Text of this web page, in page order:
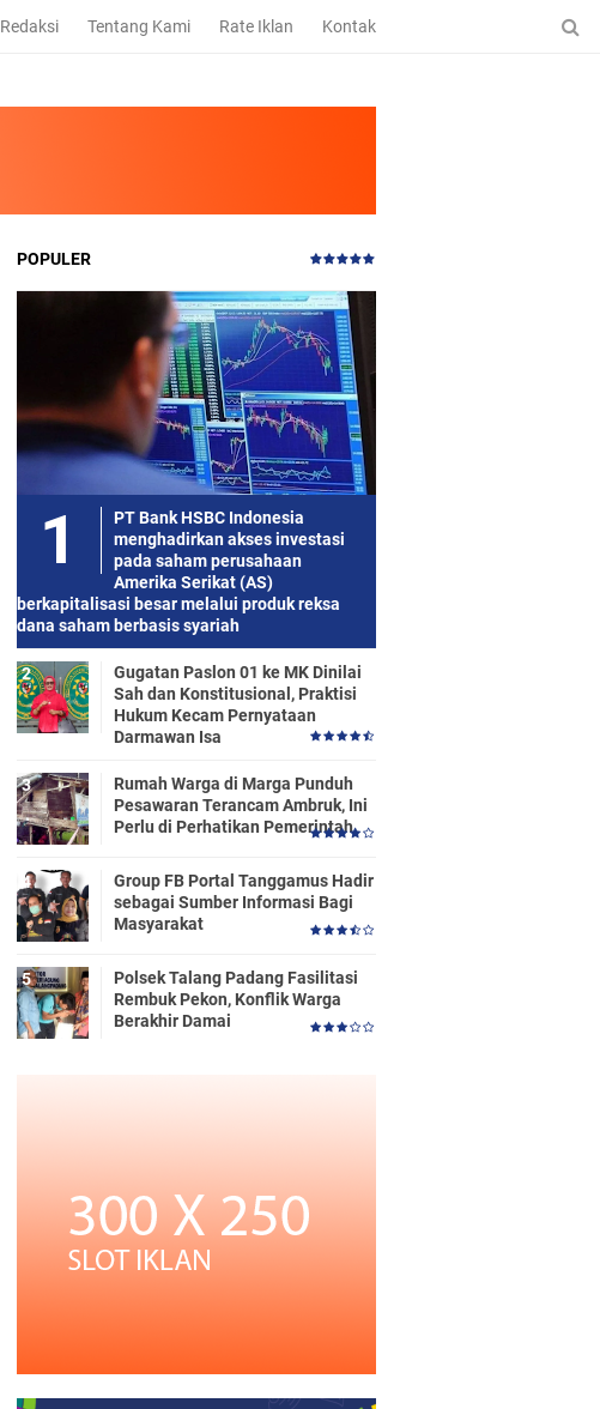
Redaksi Tentang Kami Rate Iklan Kontak
POPULER
PT Bank HSBC Indonesia
menghadirkan akses investasi
pada saham perusahaan
Amerika Serikat (AS)
berkapitalisasi besar melalui produk reksa
dana saham berbasis syariah
Gugatan Paslon 01 ke MK Dinilai
Sah dan Konstitusional, Praktisi
Hukum Kecam Pernyataan
Darmawan Isa
Rumah Warga di Marga Punduh
Pesawaran Terancam Ambruk, Ini
Perlu di Perhatikan Pemerintah
Group FB Portal Tanggamus Hadir
sebagai Sumber Informasi Bagi
Masyarakat
Polsek Talang Padang Fasilitasi
Rembuk Pekon, Konflik Warga
Berakhir Damai